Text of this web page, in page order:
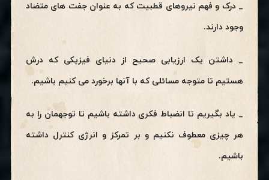
_ درک و فهم نیروهای قطبیت که به عنوان جفت های متضاد
وجود دارند.
_ داشتن یک ارزیابی صحیح از دنیای فیزیکی که درش
هستیم تا متوجه مسائلی که با آنها برخورد می کنیم باشیم.
_ یاد بگیریم تا انضباط فکری داشته باشیم تا توجهمان را به
هر چیزی معطوف نکنیم و بر تمرکز و انرژی کنترل داشته
باشیم.